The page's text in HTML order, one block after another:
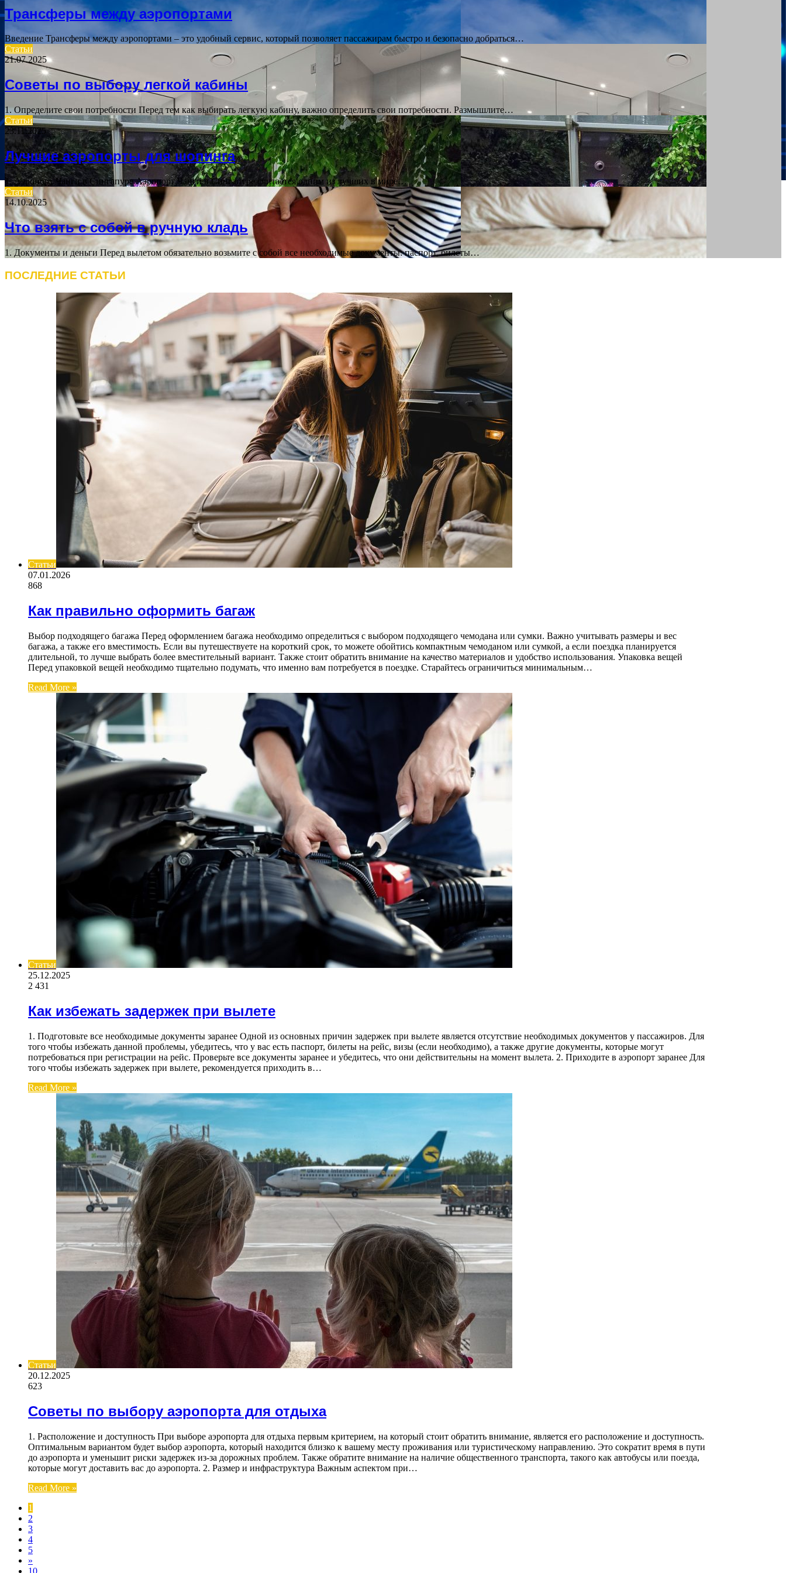
Трансферы между аэропортами
Введение Трансферы между аэропортами – это удобный сервис, который позволяет пассажирам быстро и безопасно добраться…
Статьи
21.07.2025
Советы по выбору легкой кабины
1. Определите свои потребности Перед тем как выбирать легкую кабину, важно определить свои потребности. Размышлите…
Статьи
23.11.2025
Лучшие аэропорты для шопинга
1. Аэропорт Чанги в Сингапуре Аэропорт Чанги в Сингапуре считается одним из лучших в мире…
Статьи
14.10.2025
Что взять с собой в ручную кладь
1. Документы и деньги Перед вылетом обязательно возьмите с собой все необходимые документы: паспорт, билеты…
ПОСЛЕДНИЕ СТАТЬИ
Статьи
07.01.2026
868
Как правильно оформить багаж
Выбор подходящего багажа Перед оформлением багажа необходимо определиться с выбором подходящего чемодана или сумки. Важно учитывать размеры и вес
багажа, а также его вместимость. Если вы путешествуете на короткий срок, то можете обойтись компактным чемоданом или сумкой, а если поездка планируется
длительной, то лучше выбрать более вместительный вариант. Также стоит обратить внимание на качество материалов и удобство использования. Упаковка вещей
Перед упаковкой вещей необходимо тщательно подумать, что именно вам потребуется в поездке. Старайтесь ограничиться минимальным…
Read More »
Статьи
25.12.2025
2 431
Как избежать задержек при вылете
1. Подготовьте все необходимые документы заранее Одной из основных причин задержек при вылете является отсутствие необходимых документов у пассажиров. Для
того чтобы избежать данной проблемы, убедитесь, что у вас есть паспорт, билеты на рейс, визы (если необходимо), а также другие документы, которые могут
потребоваться при регистрации на рейс. Проверьте все документы заранее и убедитесь, что они действительны на момент вылета. 2. Приходите в аэропорт заранее Для
того чтобы избежать задержек при вылете, рекомендуется приходить в…
Read More »
Статьи
20.12.2025
623
Советы по выбору аэропорта для отдыха
1. Расположение и доступность При выборе аэропорта для отдыха первым критерием, на который стоит обратить внимание, является его расположение и доступность.
Оптимальным вариантом будет выбор аэропорта, который находится близко к вашему месту проживания или туристическому направлению. Это сократит время в пути
до аэропорта и уменьшит риски задержек из-за дорожных проблем. Также обратите внимание на наличие общественного транспорта, такого как автобусы или поезда,
которые могут доставить вас до аэропорта. 2. Размер и инфраструктура Важным аспектом при…
Read More »
1
2
3
4
5
»
10